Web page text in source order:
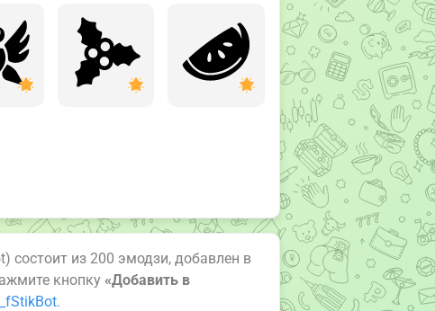
состоит из 200 эмодзи, добавлен в
кнопку «Добавить в
.